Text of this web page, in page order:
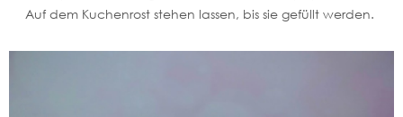
Auf dem Kuchenrost stehen lassen, bis sie gefüllt werden.